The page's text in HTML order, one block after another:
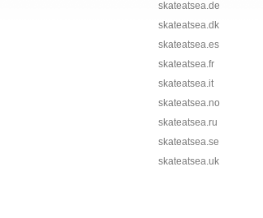
skateatsea.de
skateatsea.dk
skateatsea.es
skateatsea.fr
skateatsea.it
skateatsea.no
skateatsea.ru
skateatsea.se
skateatsea.uk